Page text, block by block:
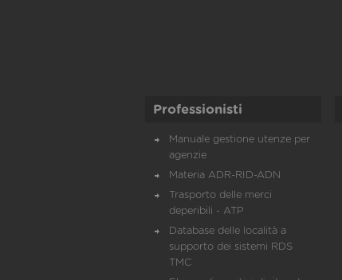
Professionisti
Manuale gestione utenze per
agenzie
Materia ADR-RID-ADN
Trasporto delle merci
deperibili - ATP
Database delle località a
supporto dei sistemi RDS
TMC